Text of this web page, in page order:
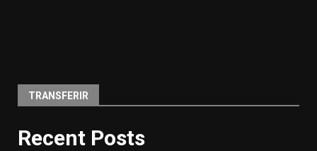
TRANSFERIR
Recent Posts